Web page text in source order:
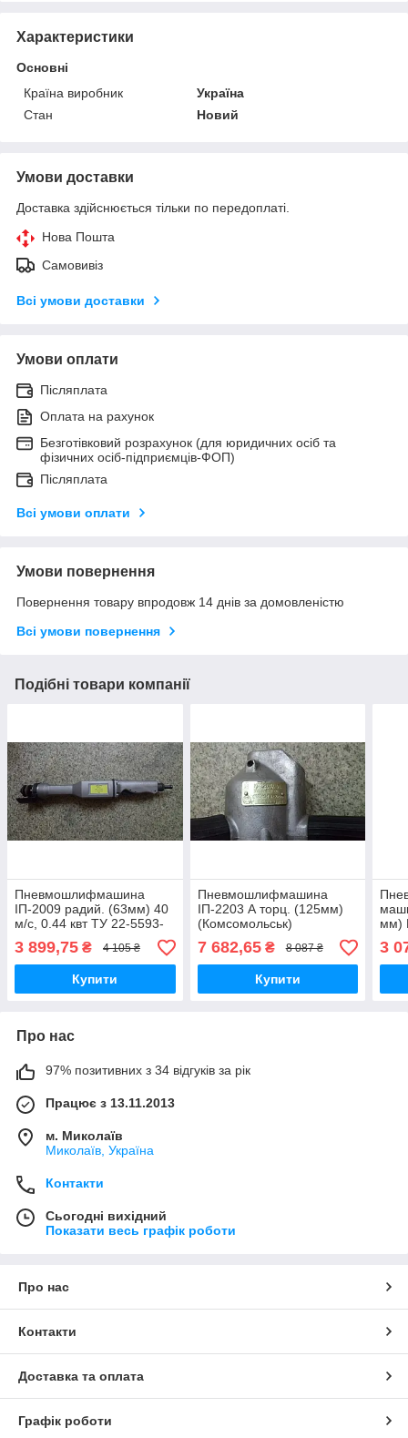
Характеристики
Основні
Країна виробник
Україна
Стан
Новий
Умови доставки
Доставка здійснюється тільки по передоплаті.
Нова Пошта
Самовивіз
Всі умови доставки
Умови оплати
Післяплата
Оплата на рахунок
Безготівковий розрахунок (для юридичних осіб та
фізичних осіб-підприємців-ФОП)
Післяплата
Всі умови оплати
Умови повернення
Повернення товару впродовж 14 днів за домовленістю
Всі умови повернення
Подібні товари компанії
Пневмошлифмашина
ІП-2009 радий. (63мм) 40
м/с, 0.44 квт ТУ 22-5593-
83 (Томськ)
3 899,75 ₴ 4 105 ₴
Купити
Пневмошлифмашина
ІП-2203 А торц. (125мм)
(Комсомольськ)
7 682,65₴ 8 087 ₴
Купити
мм)
3
Про нас
97% позитивних з 34 відгуків за рік
Працює з 13.11.2013
м. Миколаїв
Миколаїв, Україна
Контакти
Сьогодні вихідний
Показати весь графік роботи
Про нас
Контакти
Доставка та оплата
Графік роботи